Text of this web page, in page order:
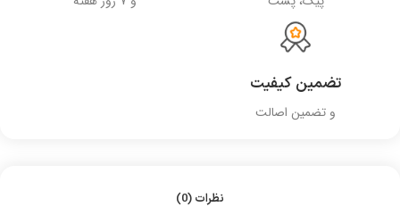
تضمین کیفیت
و تضمین اصالت
نظرات (0)